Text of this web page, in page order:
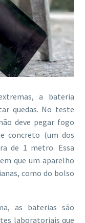
a bateria
quedas. No teste
deve pegar fogo
concreto (um dos
de 1 metro. Essa
que um aparelho
como do bolso
as baterias são
laboratoriais que